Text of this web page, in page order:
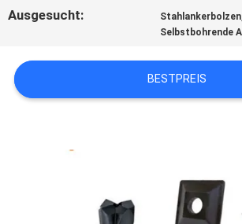
SIE EIN
SITEMAP
Ausgesucht: Stahlankerbolzen
Selbstbohrende
BESTPREIS